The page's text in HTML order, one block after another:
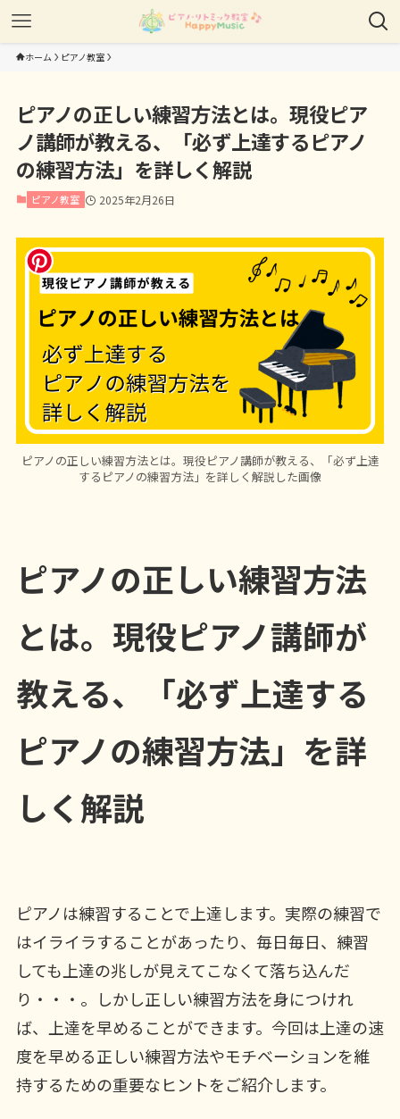
ホーム ピアノ教室
ピアノの正しい練習方法とは。現役ピア
ノ講師が教える、「必ず上達するピアノ
の練習方法」を詳しく解説
ピアノ教室 2025年2月26日
ピアノの正しい練習方法とは。現役ピアノ講師が教える、「必ず上達
するピアノの練習方法」を詳しく解説した画像
ピアノの正しい練習方法
とは。現役ピアノ講師が
教える、「必ず上達する
ピアノの練習方法」を詳
しく解説
ピアノは練習することで上達します。実際の練習で
はイライラすることがあったり、毎日毎日、練習
しても上達の兆しが見えてこなくて落ち込んだ
り・・・。しかし正しい練習方法を身につけれ
ば、上達を早めることができます。今回は上達の速
度を早める正しい練習方法やモチベーションを維
持するための重要なヒントをご紹介します。